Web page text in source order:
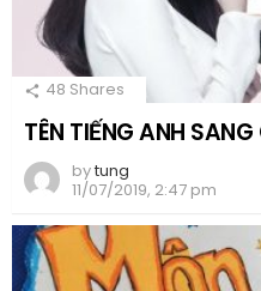
48 Shares
TÊN TIẾNG ANH
bytung
11/07/2019, 2:47 pm